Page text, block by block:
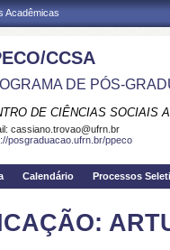
Acadêmicas
CCSA
DE PÓS-
DE CIÊNCIAS SOCIAIS
cassiano.trovao@ufrn.br
posgraduacao.ufrn.br/ppeco
Calendário Processos